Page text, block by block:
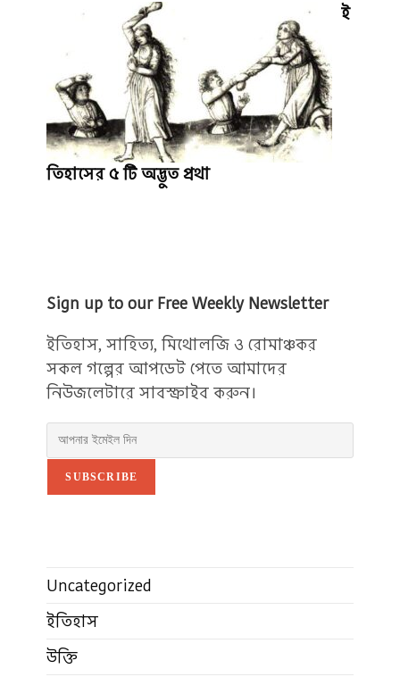
ই
তিহাসের ৫ টি অদ্ভুত প্রথা
Sign up to our Free Weekly Newsletter
ইতিহাস, সাহিত্য, মিথোলজি ও রোমাঞ্চকর
সকল গল্পের আপডেট পেতে আমাদের
নিউজলেটারে সাবস্ক্রাইব করুন।
SUBSCRIBE
Uncategorized
ইতিহাস
উক্তি